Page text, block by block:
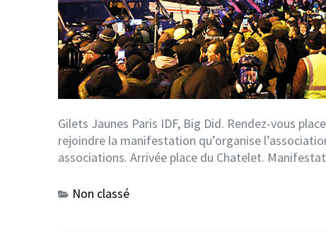
Gilets Jaunes Paris IDF, Big Did. Rendez-vous
rejoindre la manifestation qu’organise
associations. Arrivée place du Chatelet.
Non classé